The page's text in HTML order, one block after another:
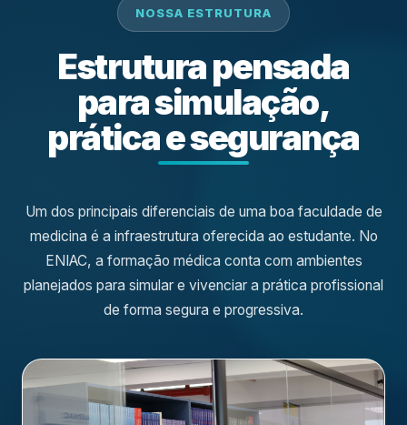
NOSSA ESTRUTURA
Estrutura pensada
para simulação,
prática e segurança
Um dos principais diferenciais de uma boa faculdade de
medicina é a infraestrutura oferecida ao estudante. No
ENIAC, a formação médica conta com ambientes
planejados para simular e vivenciar a prática profissional
de forma segura e progressiva.